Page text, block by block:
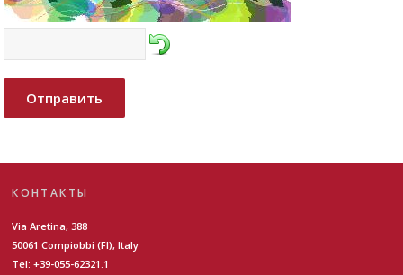
Отправить
КОНТАКТЫ
Via Aretina, 388
50061 Compiobbi (FI), Italy
Tel: +39-055-62321.1